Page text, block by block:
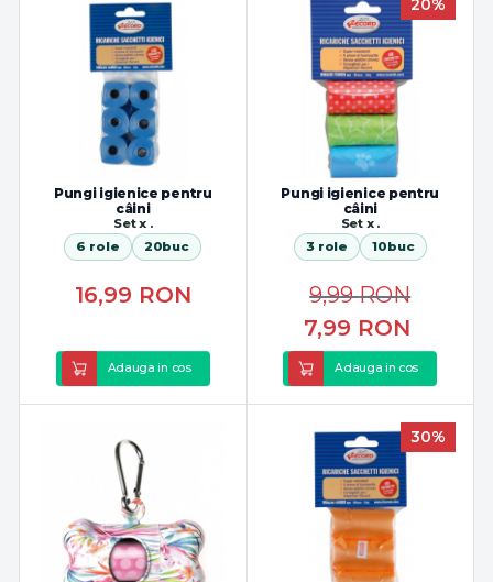
Pungi igienice pentru
câini
Set x .
6 role
20buc
16,99 RON
Adauga in cos
20%
Pungi igienice pentru
câini
Set x .
3 role
10buc
7,99 RON
9,99RON
Adauga in cos
30%